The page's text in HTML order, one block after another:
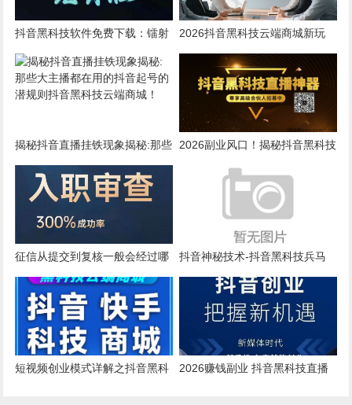
抖音黑科技软件免费下载：镭射
云端商城，短视频创业者的不二
之选。
2026抖音黑科技云端商城新玩
法，快速你自媒体变现的兼职模
式详解
揭秘抖音直播挂铁现象揭秘:那些
大主播都在用的抖音起号的潜规
则抖音黑科技云端商城！
2026副业风口！揭秘抖音黑科技
云端商城快手涨粉直播间挂铁点
赞软件赚钱秘籍！招募合伙人！
征信从提交到复核一般会经过哪
些环节，入职背调常见流程拆开
讲
抖音神秘技术-抖音黑科技兵马
短视频创业模式详解之抖音黑科
2026赚钱副业 抖音黑科技直播